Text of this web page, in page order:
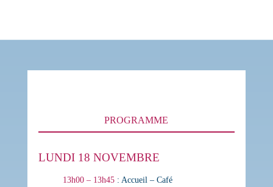
PROGRAMME
LUNDI 18 NOVEMBRE
13h00 – 13h45: Accueil – Café